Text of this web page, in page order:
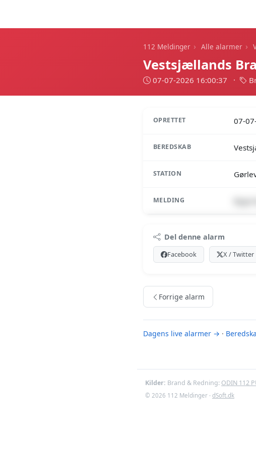
112 Meldinger › Alle alarmer ›
Vestsjællands
07-07-2026 16:00:37 ·
OPRETTET 07-
BEREDSKAB
STATION
MELDING
Premium
Log ind med Premium for at
Se Premium-
Del denne alarm
Facebook X / Twitter
Forrige alarm
Dagens live alarmer → ·
Kilder: Brand & Redning: ODIN 112
© 2026 112 Meldinger · dSoft.dk